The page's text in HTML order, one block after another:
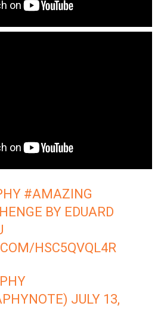
#AMAZING
BY EDUARD
HSC5QVQL4R
JULY 13,